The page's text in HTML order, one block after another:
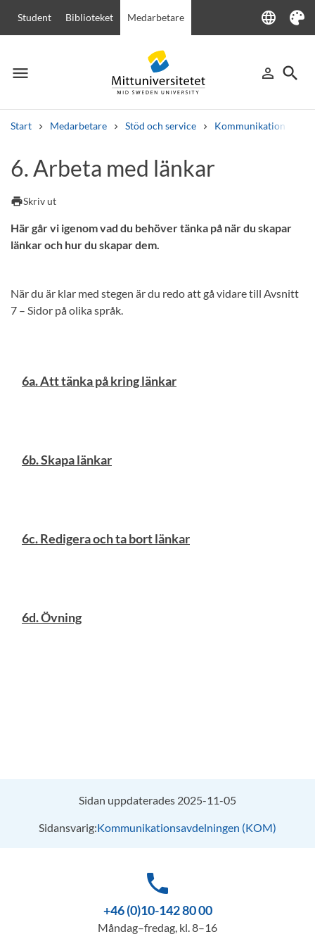
Student Biblioteket Medarbetare language
Language
Tema
menu
Meny person_outline
Logga in
search
Sök
Start Medarbetare Stöd och service Kommunikation
Andra söktjänster
Kurser och program
6. Arbeta med länkar
printSkriv ut
Här går vi igenom vad du behöver tänka på när du skapar
länkar och hur du skapar dem.
När du är klar med stegen är du redo att gå vidare till Avsnitt
7 – Sidor på olika språk.
6a. Att tänka på kring länkar
6b. Skapa länkar
6c. Redigera och ta bort länkar
6d. Övning
Sidan uppdaterades 2025-11-05
Sidansvarig:Kommunikationsavdelningen (KOM)
phone
+46 (0)10-142 80 00
Måndag–fredag, kl. 8–16